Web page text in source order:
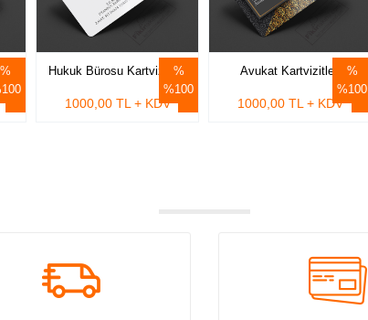
%100
Hukuk Bürosu Kartvizitleri
1000,00 TL + KDV
%100
Avukat Kartvizitleri
1000,00 TL + KDV